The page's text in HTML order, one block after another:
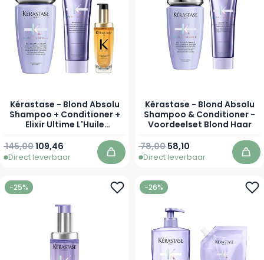
Kérastase - Blond Absolu
Shampoo + Conditioner +
Elixir Ultime L'Huile
Voordeelset Blond Haar
109,46
145,00
Direct leverbaar In winkelwagen
Kérastase - Blond Absolu
Shampoo & Conditioner -
Voordeelset Blond Haar
58,10
78,00
Direct leverbaar In
-25% -26%